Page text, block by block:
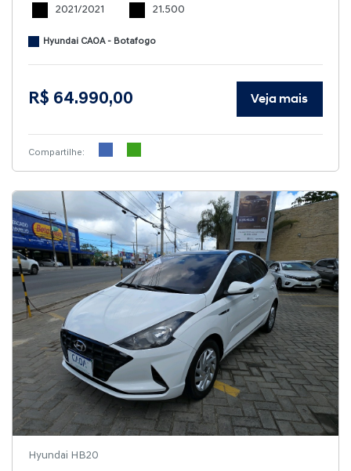
2021/2021 21.500
Hyundai CAOA - Botafogo
R$ 64.990,00 Veja mais
Compartilhe:
Hyundai HB20